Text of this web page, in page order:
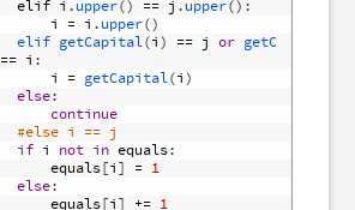
elif i .upper() == j .upper() :
i = i .upper()
elif getCapital(i) == j or getC
== i :
i = getCapital(i)
else:
continue
#else i == j
if i not in equals:
equals[i] = 1
else:
equals[i] += 1